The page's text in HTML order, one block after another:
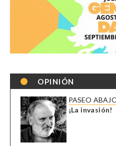
OPINIÓN
PASEO
¡La invasión!